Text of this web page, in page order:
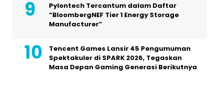
Pylontech Tercantum dalam Daftar
“BloombergNEF Tier 1 Energy Storage
Manufacturer”
Tencent Games Lansir 45 Pengumuman
Spektakuler di SPARK 2026, Tegaskan
Masa Depan Gaming Generasi Berikutnya